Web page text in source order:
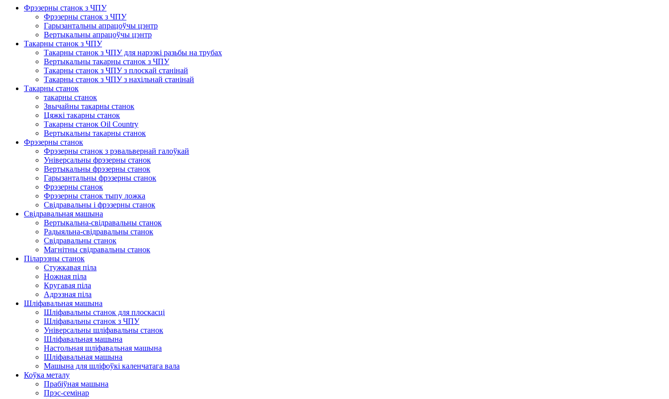
Фрэзерны станок з ЧПУ
Фрэзерны станок з ЧПУ
Гарызантальны апрацоўчы цэнтр
Вертыкальны апрацоўчы цэнтр
Такарны станок з ЧПУ
Такарны станок з ЧПУ для нарэзкі разьбы на трубах
Вертыкальны такарны станок з ЧПУ
Такарны станок з ЧПУ з плоскай станінай
Такарны станок з ЧПУ з нахільнай станінай
Такарны станок
такарны станок
Звычайны такарны станок
Цяжкі такарны станок
Такарны станок Oil Country
Вертыкальны такарны станок
Фрэзерны станок
Фрэзерны станок з рэвальвернай галоўкай
Універсальны фрэзерны станок
Вертыкальны фрэзерны станок
Гарызантальны фрэзерны станок
Фрэзерны станок
Фрэзерны станок тыпу ложка
Свідравальны і фрэзерны станок
Свідравальная машына
Вертыкальна-свідравальны станок
Радыяльна-свідравальны станок
Свідравальны станок
Магнітны свідравальны станок
Піларэзны станок
Стужкавая піла
Ножная піла
Кругавая піла
Адрэзная піла
Шліфавальная машына
Шліфавальны станок для плоскасці
Шліфавальны станок з ЧПУ
Універсальны шліфавальны станок
Шліфавальная машына
Настольная шліфавальная машына
Шліфавальная машына
Машына для шліфоўкі каленчатага вала
Коўка металу
Прабіўная машына
Прэс-семінар